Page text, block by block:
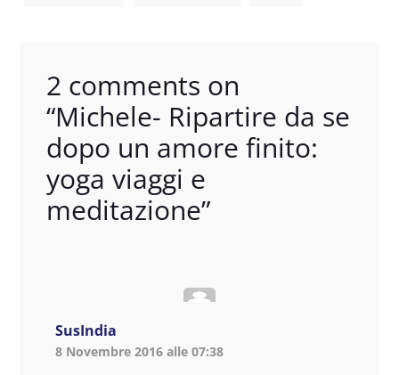
2 comments on
“Michele- Ripartire da se
dopo un amore finito:
yoga viaggi e
meditazione”
SusIndia
8 Novembre 2016 alle 07:38